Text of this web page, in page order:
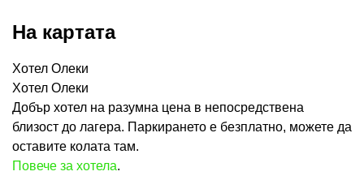
На картата
Хотел Олеки
Хотел Олеки
Добър хотел на разумна цена в непосредствена
близост до лагера. Паркирането е безплатно, можете да
оставите колата там.
Повече за хотела.